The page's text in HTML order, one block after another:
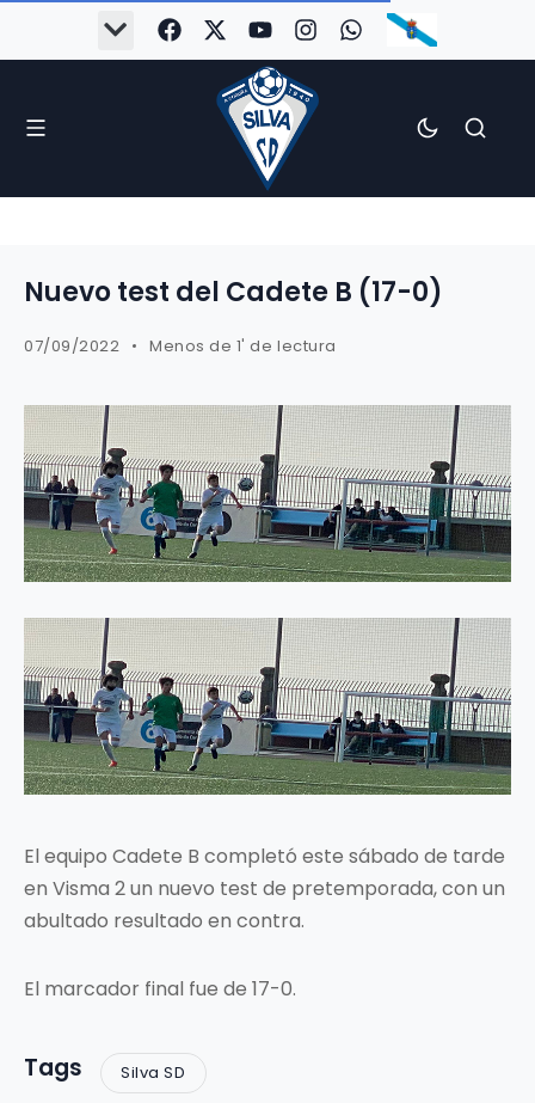
Nuevo test del Cadete B (17-0)
07/09/2022 Menos de 1' de lectura
El equipo Cadete B completó este sábado de tarde
en Visma 2 un nuevo test de pretemporada, con un
abultado resultado en contra.
El marcador final fue de 17-0.
Tags Silva SD